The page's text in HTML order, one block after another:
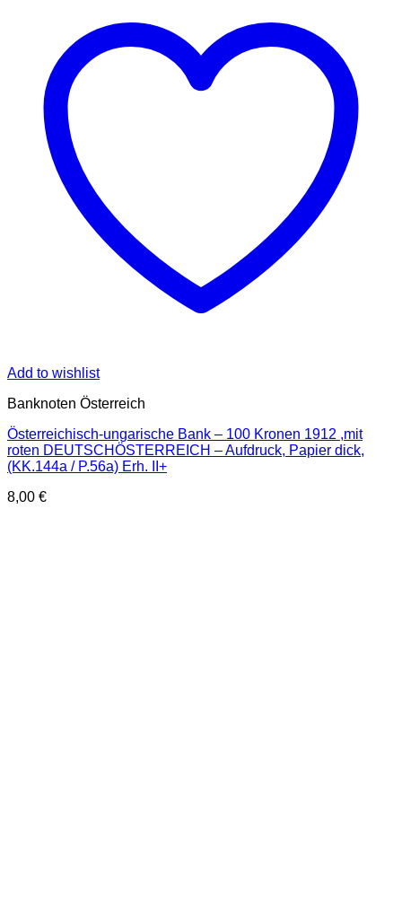
Add to wishlist
Banknoten Österreich
Österreichisch-ungarische Bank – 100 Kronen 1912 ,mit
roten DEUTSCHÖSTERREICH – Aufdruck, Papier dick,
(KK.144a / P.56a) Erh. II+
8,00 €